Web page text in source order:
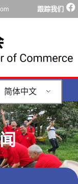
跟踪我们
简体中文